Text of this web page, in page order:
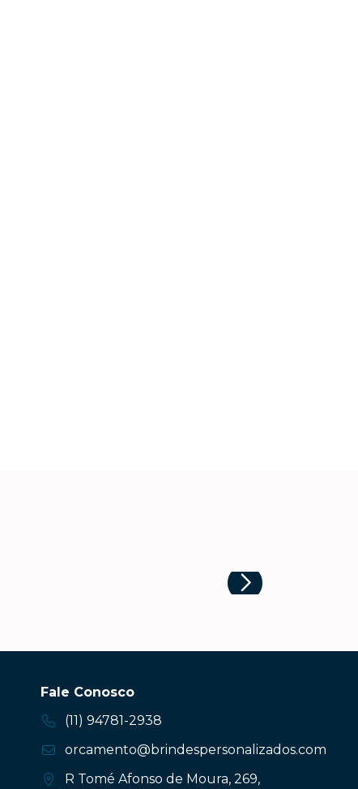
Fale Conosco
(11) 94781-2938
orcamento@brindespersonalizados.com
R Tomé Afonso de Moura, 269,